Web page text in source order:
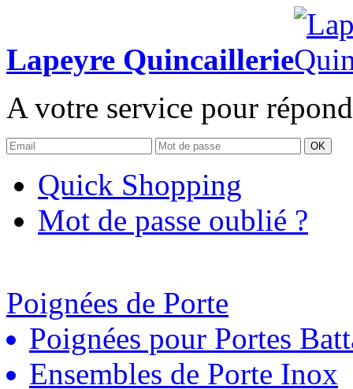
Lapeyre Quincaillerie
A votre service pour
OK
Quick Shopping
Mot de passe oublié ?
Poignées de Porte
Poignées pour Portes
Ensembles de Porte Inox